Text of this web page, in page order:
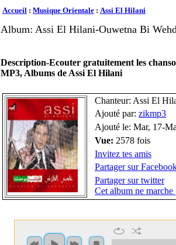
Accueil : Musique Orientale : Assi El Hilani
Album: Assi El Hilani-Ouwetna Bi
Description-Ecouter gratuitement les
MP3, Albums de Assi El Hilani
Chanteur: Assi El
Ajouté par: zikmp3
Ajouté le: Mar, 17-
Vue: 2578 fois
Invitez tes amis
Partager sur
Partager sur twitter
Cet album ne marche